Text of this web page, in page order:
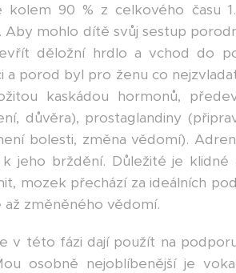
kolem 90 % z celkového času
Aby mohlo dítě svůj sestup
děložní hrdlo a vchod do
a porod byl pro ženu co
kaskádou hormonů,
důvěra), prostaglandiny
bolesti, změna vědomí).
jeho brždění. Důležité je
mozek přechází za ideálních
změněného vědomí.
v této fázi dají použít na
osobně nejoblíbenější je